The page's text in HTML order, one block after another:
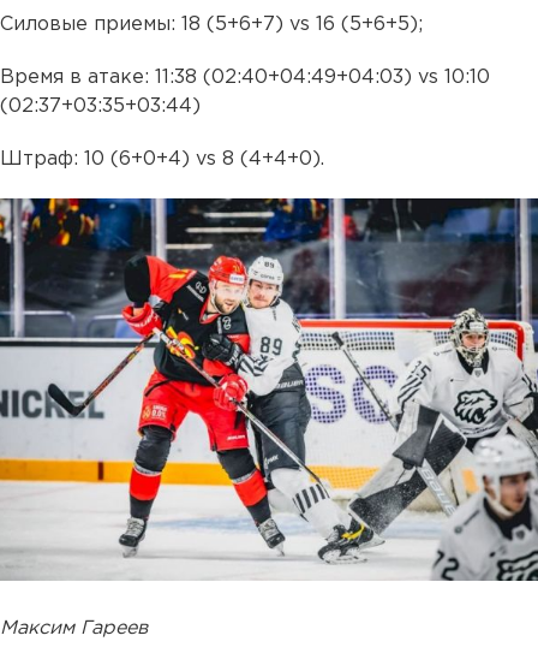
Силовые приемы: 18 (5+6+7) vs 16 (5+6+5);
Время в атаке: 11:38 (02:40+04:49+04:03) vs 10:10
(02:37+03:35+03:44)
Штраф: 10 (6+0+4) vs 8 (4+4+0).
Максим Гареев